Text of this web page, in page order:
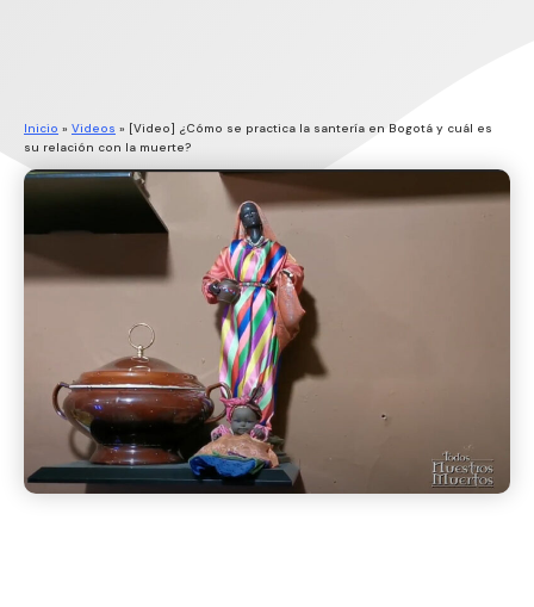
Inicio » Videos » [Video] ¿Cómo se practica la santería en Bogotá y cuál es
su relación con la muerte?